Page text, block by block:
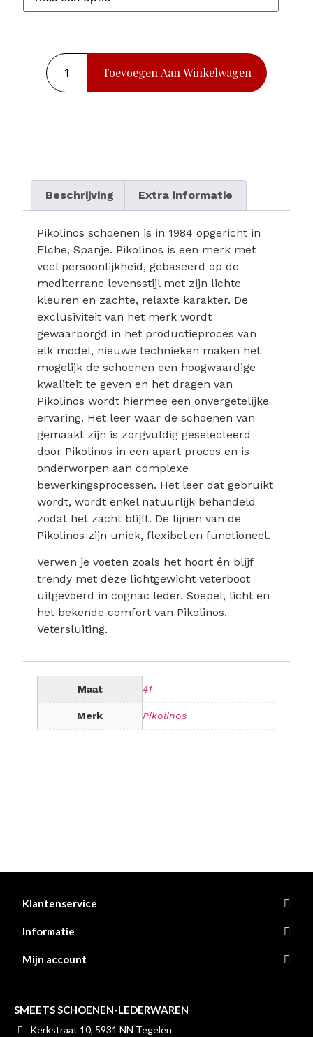
Toevoegen Aan Winkelwagen
Beschrijving Extra informatie
Pikolinos schoenen is in 1984 opgericht in
Elche, Spanje. Pikolinos is een merk met
veel persoonlijkheid, gebaseerd op de
mediterrane levensstijl met zijn lichte
kleuren en zachte, relaxte karakter. De
exclusiviteit van het merk wordt
gewaarborgd in het productieproces van
elk model, nieuwe technieken maken het
mogelijk de schoenen een hoogwaardige
kwaliteit te geven en het dragen van
Pikolinos wordt hiermee een onvergetelijke
ervaring. Het leer waar de schoenen van
gemaakt zijn is zorgvuldig geselecteerd
door Pikolinos in een apart proces en is
onderworpen aan complexe
bewerkingsprocessen. Het leer dat gebruikt
wordt, wordt enkel natuurlijk behandeld
zodat het zacht blijft. De lijnen van de
Pikolinos zijn uniek, flexibel en functioneel.
Verwen je voeten zoals het hoort én blijf
trendy met deze lichtgewicht veterboot
uitgevoerd in cognac leder. Soepel, licht en
het bekende comfort van Pikolinos.
Vetersluiting.
Maat 41
Merk Pikolinos
Klantenservice
Informatie
Mijn account
SMEETS SCHOENEN-LEDERWAREN
Kerkstraat 10, 5931 NN Tegelen